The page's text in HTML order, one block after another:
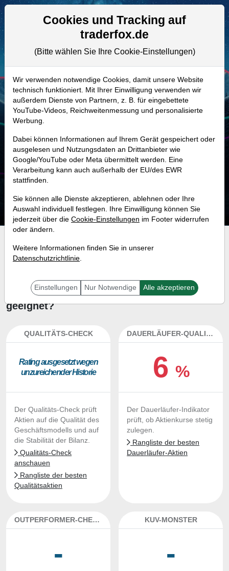
Aktien- und Artikelsuche
A3C4QG | XXX–Wolfspeed Aktie
Realtime-Aktienkurs:
-
-
MONKEY-TRADER INDIKATOR
13.7 %
Mit 13.7 % Wahrscheinlichkeit wird selbst der unglücklichst agierende Trader
Investment-Check:
Kaufempfehlung?
Ist die Aktie von Wolfspeed zum
Kaufen und Liegenlassen
geeignet?
QUALITÄTS-CHECK
Ra­ting aus­ge­setzt we­gen
un­zu­rei­chen­der His­to­rie
Der Qualitäts-Check prüft
Aktien auf die Qualität des
Geschäftsmodells und auf
die Stabilität der Bilanz.
Qualitäts-Check
anschauen
Rangliste der besten
Qualitätsaktien
DAUERLÄUFER-QUALITÄTEN
6 %
Der Dauerläufer-Indikator
prüft, ob Aktienkurse stetig
zulegen.
Rangliste der besten
Dauerläufer-Aktien
OUTPERFORMER-CHECK
-
KUV-MONSTER
-
Cookies und Tracking auf
traderfox.de
(Bitte wählen Sie Ihre Cookie-Einstellungen)
Wir verwenden notwendige Cookies, damit unsere Website
technisch funktioniert. Mit Ihrer Einwilligung verwenden wir
außerdem Dienste von Partnern, z. B. für eingebettete
YouTube-Videos, Reichweitenmessung und personalisierte
Werbung.
Dabei können Informationen auf Ihrem Gerät gespeichert oder
ausgelesen und Nutzungsdaten an Drittanbieter wie
Google/YouTube oder Meta übermittelt werden. Eine
Verarbeitung kann auch außerhalb der EU/des EWR
stattfinden.
Sie können alle Dienste akzeptieren, ablehnen oder Ihre
Auswahl individuell festlegen. Ihre Einwilligung können Sie
jederzeit über die Cookie-Einstellungen im Footer widerrufen
oder ändern.
Weitere Informationen finden Sie in unserer
Datenschutzrichtlinie.
Einstellungen Nur Notwendige Alle akzeptieren